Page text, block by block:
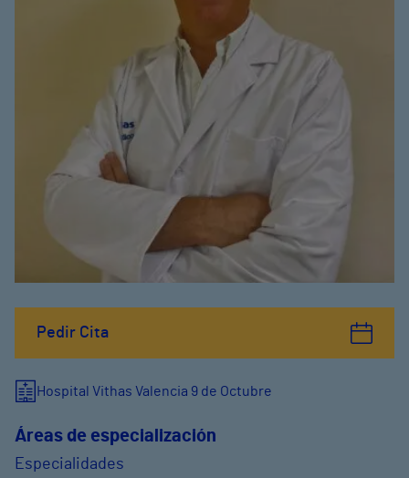
Pedir Cita
Hospital Vithas Valencia 9 de Octubre
Áreas de especialización
Especialidades